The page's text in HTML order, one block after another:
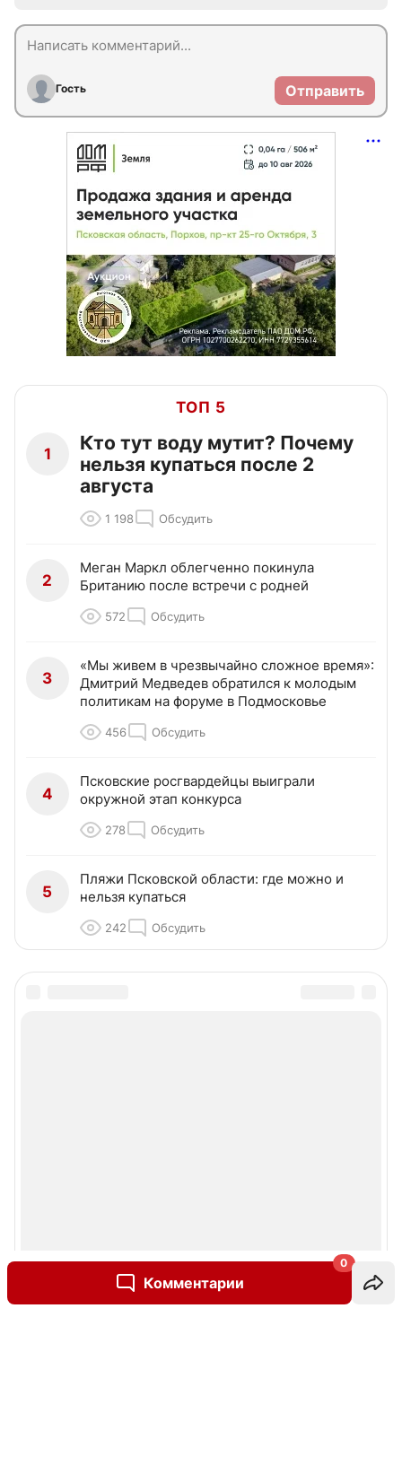
Комментарии
0
Гость Отправить
ТОП 5
1
Кто тут воду мутит? Почему
нельзя купаться после 2
августа
1 198 Обсудить
2
Меган Маркл облегченно покинула
Британию после встречи с родней
572 Обсудить
3
«Мы живем в чрезвычайно сложное время»:
Дмитрий Медведев обратился к молодым
политикам на форуме в Подмосковье
456 Обсудить
4
Псковские росгвардейцы выиграли
окружной этап конкурса
278 Обсудить
5
Пляжи Псковской области: где можно и
нельзя купаться
242 Обсудить